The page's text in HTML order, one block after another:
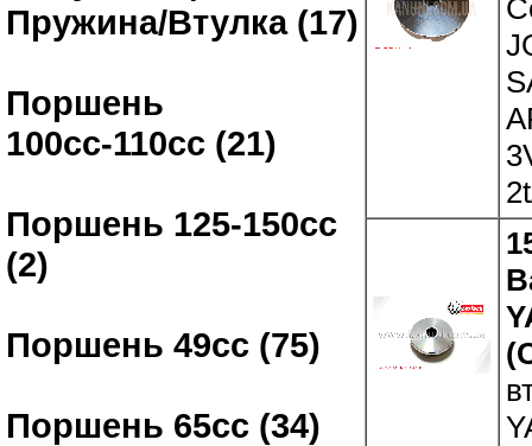
Пружина/Втулка (17)
Поршень
100сс-110сс (21)
Поршень 125-150сс
(2)
Поршень 49сс (75)
Поршень 65сс (34)